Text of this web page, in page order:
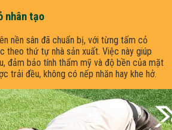
nhân tạo
nền sân đã chuẩn bị, với từng tấm cỏ
theo thứ tự nhà sản xuất. Việc này giúp
đảm bảo tính thẩm mỹ và độ bền của mặt
trải đều, không có nếp nhăn hay khe hở.